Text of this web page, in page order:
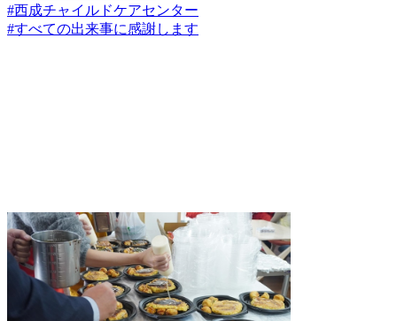
#西成チャイルドケアセンター
#すべての出来事に感謝します